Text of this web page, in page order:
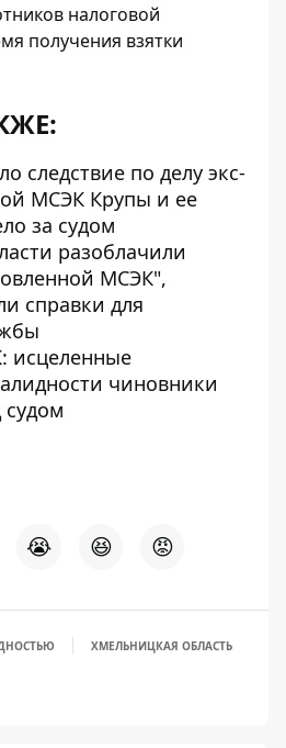
налоговой
получения взятки
следствие по делу экс-
МСЭК Крупы и ее
за судом
разоблачили
МСЭК",
справки для
исцеленные
чиновники
судом
😭 😆 😡
ХМЕЛЬНИЦКАЯ ОБЛАСТЬ